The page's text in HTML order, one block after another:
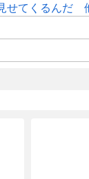
せてくるんだ